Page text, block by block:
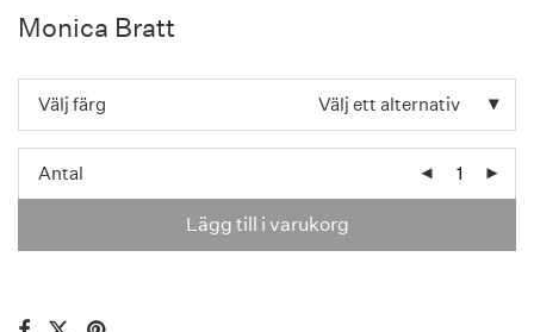
950 kr
till
Monica Bratt
Välj färg Välj ett alternativ
Antal
Lägg till i varukorg